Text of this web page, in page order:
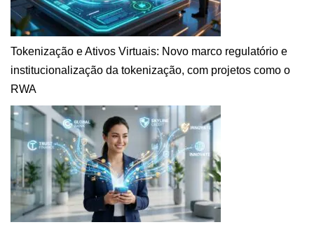
Tokenização e Ativos Virtuais: Novo marco regulatório e
institucionalização da tokenização, com projetos como o
RWA